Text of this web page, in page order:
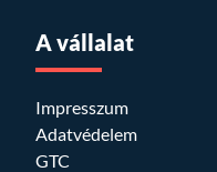
A vállalat
Impresszum
Adatvédelem
GTC